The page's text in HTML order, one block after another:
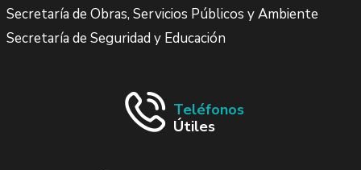
Secretaría de Obras, Servicios Públicos y Ambiente
Secretaría de Seguridad y Educación
Teléfonos
Útiles